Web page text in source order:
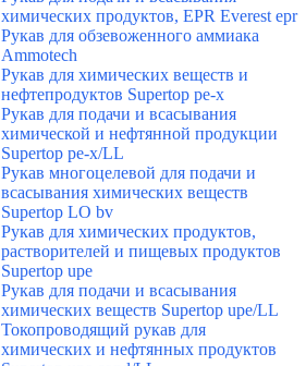
химических продуктов, EPR Everest epr
Рукав для обзевоженного аммиака
Ammotech
Рукав для химических веществ и
нефтепродуктов Supertop pe-x
Рукав для подачи и всасывания
химической и нефтянной продукции
Supertop pe-x/LL
Рукав многоцелевой для подачи и
всасывания химических веществ
Supertop LO bv
Рукав для химических продуктов,
растворителей и пищевых продуктов
Supertop upe
Рукав для подачи и всасывания
химических веществ Supertop upe/LL
Токопроводящий рукав для
химических и нефтянных продуктов